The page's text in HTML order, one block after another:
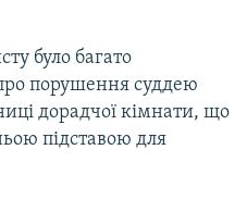
було багато
порушення суддею
дорадчої кімнати, що
підставою для